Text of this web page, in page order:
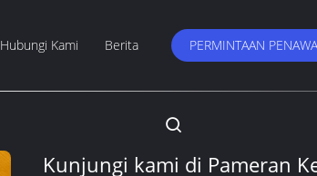
Hubungi Kami Berita PERMINTAAN
Kunjungi kami di Pameran